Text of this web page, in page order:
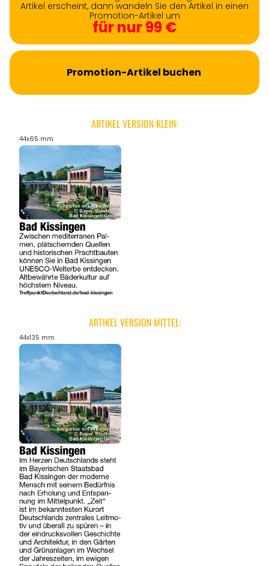
Artikel erscheint, dann wandeln Sie den Artikel in einen
Promotion-Artikel um
für nur 99 €
Promotion-Artikel buchen
ARTIKEL VERSION KLEIN:
44x65 mm
ARTIKEL VERSION MITTEL:
44x135 mm